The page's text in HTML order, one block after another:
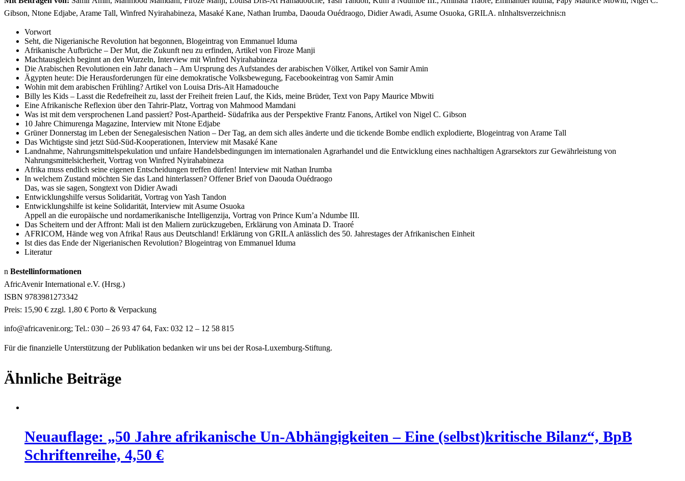
Gibson, Ntone Edjabe, Arame Tall, Winfred Nyirahabineza, Masaké Kane, Nathan Irumba, Daouda Ouédraogo, Didier Awadi, Asume Osuoka, GRILA. nInhaltsverzeichnis:n
Vorwort
Seht, die Nigerianische Revolution hat begonnen, Blogeintrag von Emmanuel Iduma
Afrikanische Aufbrüche – Der Mut, die Zukunft neu zu erfinden, Artikel von Firoze Manji
Machtausgleich beginnt an den Wurzeln, Interview mit Winfred Nyirahabineza
Die Arabischen Revolutionen ein Jahr danach – Am Ursprung des Aufstandes der arabischen Völker, Artikel von Samir Amin
Ägypten heute: Die Herausforderungen für eine demokratische Volksbewegung, Facebookeintrag von Samir Amin
Wohin mit dem arabischen Frühling? Artikel von Louisa Dris-Aït Hamadouche
Billy les Kids – Lasst die Redefreiheit zu, lasst der Freiheit freien Lauf, the Kids, meine Brüder, Text von Papy Maurice Mbwiti
Eine Afrikanische Reflexion über den Tahrir-Platz, Vortrag von Mahmood Mamdani
Was ist mit dem versprochenen Land passiert? Post-Apartheid- Südafrika aus der Perspektive Frantz Fanons, Artikel von Nigel C. Gibson
10 Jahre Chimurenga Magazine, Interview mit Ntone Edjabe
Grüner Donnerstag im Leben der Senegalesischen Nation – Der Tag, an dem sich alles änderte und die tickende Bombe endlich explodierte, Blogeintrag von Arame Tall
Das Wichtigste sind jetzt Süd-Süd-Kooperationen, Interview mit Masaké Kane
Landnahme, Nahrungsmittelspekulation und unfaire Handelsbedingungen im internationalen Agrarhandel und die Entwicklung eines nachhaltigen Agrarsektors zur Gewährleistung von
Nahrungsmittelsicherheit, Vortrag von Winfred Nyirahabineza
Afrika muss endlich seine eigenen Entscheidungen treffen dürfen! Interview mit Nathan Irumba
In welchem Zustand möchten Sie das Land hinterlassen? Offener Brief von Daouda Ouédraogo
Das, was sie sagen, Songtext von Didier Awadi
Entwicklungshilfe versus Solidarität, Vortrag von Yash Tandon
Entwicklungshilfe ist keine Solidarität, Interview mit Asume Osuoka
Appell an die europäische und nordamerikanische Intelligenzija, Vortrag von Prince Kum’a Ndumbe III.
Das Scheitern und der Affront: Mali ist den Maliern zurückzugeben, Erklärung von Aminata D. Traoré
AFRICOM, Hände weg von Afrika! Raus aus Deutschland! Erklärung von GRILA anlässlich des 50. Jahrestages der Afrikanischen Einheit
Ist dies das Ende der Nigerianischen Revolution? Blogeintrag von Emmanuel Iduma
Literatur
n Bestellinformationen
AfricAvenir International e.V. (Hrsg.)
ISBN 9783981273342
Preis: 15,90 € zzgl. 1,80 € Porto & Verpackung
gro.rinevacirfa@ofni; Tel.: 030 – 26 93 47 64, Fax: 032 12 – 12 58 815
Für die finanzielle Unterstützung der Publikation bedanken wir uns bei der Rosa-Luxemburg-Stiftung.
Ähnliche Beiträge
Neuauflage: „50 Jahre afrikanische Un-Abhängigkeiten – Eine (selbst)kritische Bilanz“, BpB
Schriftenreihe, 4,50 €